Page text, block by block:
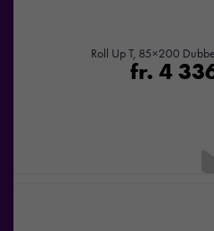
Roll Up T, 85×200
fr. 4